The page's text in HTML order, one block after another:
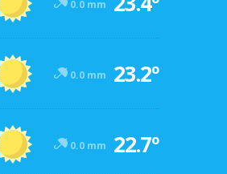
0.0 mm
0.0 mm 23.2º
0.0 mm 22.7º